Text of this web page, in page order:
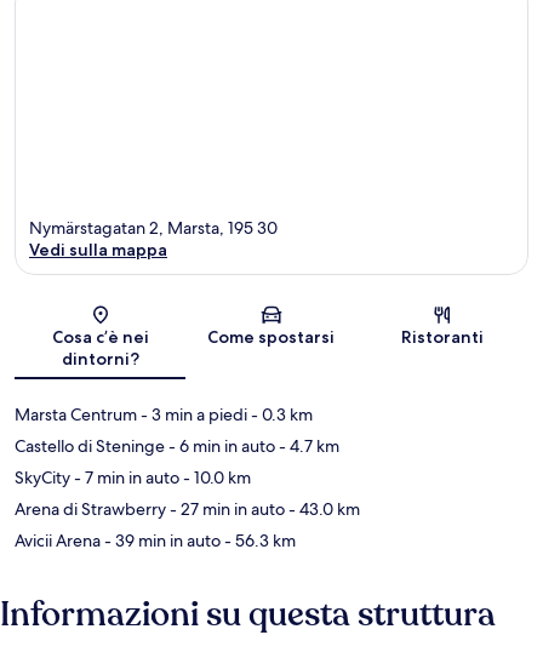
Mappa
Nymärstagatan 2, Marsta, 195 30
Vedi sulla mappa
Cosa c’è nei
dintorni?
Come spostarsi Ristoranti
Marsta Centrum- 3 min a piedi- 0.3 km
Castello di Steninge- 6 min in auto- 4.7 km
SkyCity- 7 min in auto- 10.0 km
Arena di Strawberry- 27 min in auto- 43.0 km
Avicii Arena- 39 min in auto- 56.3 km
Informazioni su questa struttura